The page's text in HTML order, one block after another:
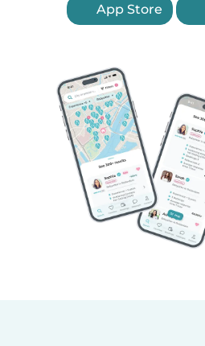
App Store